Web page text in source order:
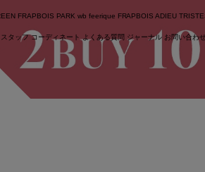
FRAPBOIS PARK wb feerique FRAPBOIS ADIEU
スタッフ コーディネート よくある質問 ジャーナル お問い合わ